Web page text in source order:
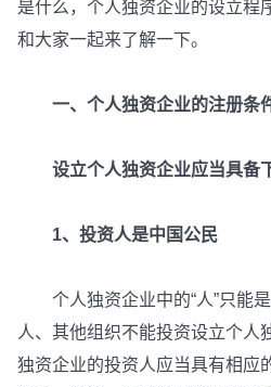
是什么，个人独资企业的设立程
和大家一起来了解一下。
一、个人独资企业的注册条
设立个人独资企业应当具备下
1、投资人是中国公民
个人独资企业中的“人”只能是
人、其他组织不能投资设立个人
独资企业的投资人应当具有相应